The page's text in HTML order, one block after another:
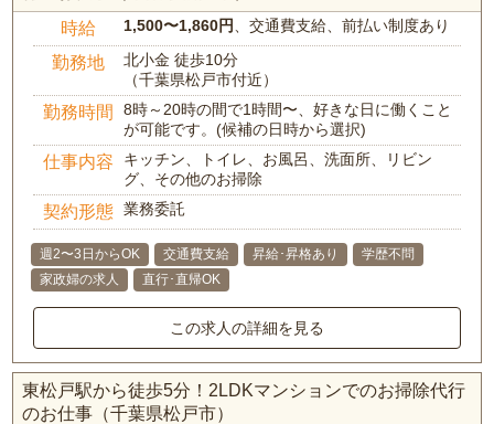
時給 1,500〜1,860円 、交通費支給、前払い制度あり
勤務地
北小金 徒歩10分
（千葉県松戸市付近）
勤務時間
8時～20時の間で1時間〜、好きな日に働くこと
が可能です。(候補の日時から選択)
仕事内容
キッチン、トイレ、お風呂、洗面所、リビン
グ、その他のお掃除
契約形態 業務委託
週2〜3日からOK 交通費支給 昇給･昇格あり
学歴不問
家政婦の求人
直行･直帰OK
この求人の詳細を見る
東松戸駅から徒歩5分！2LDKマンションでのお掃除代行
のお仕事（千葉県松戸市）